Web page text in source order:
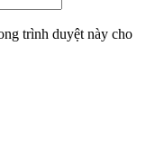
trình duyệt này cho